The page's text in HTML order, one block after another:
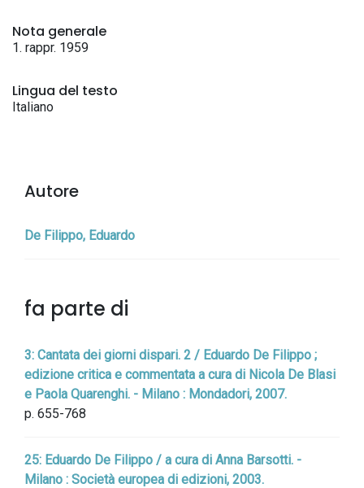
Nota generale
1. rappr. 1959
Lingua del testo
Italiano
Autore
De Filippo, Eduardo
fa parte di
3: Cantata dei giorni dispari. 2 / Eduardo De Filippo ;
edizione critica e commentata a cura di Nicola De Blasi
e Paola Quarenghi. - Milano : Mondadori, 2007.
p. 655-768
25: Eduardo De Filippo / a cura di Anna Barsotti. -
Milano : Società europea di edizioni, 2003.